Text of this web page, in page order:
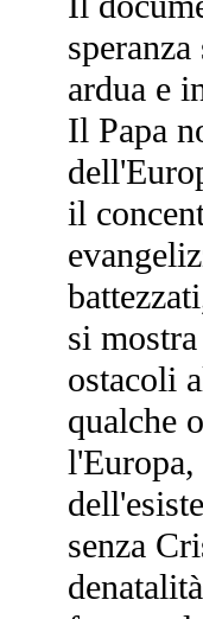
ardua e
Il Papa
il
si
ostacoli
qualche
senza